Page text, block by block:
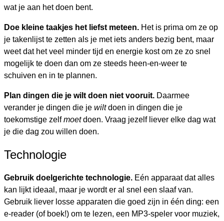
wat je aan het doen bent.
Doe kleine taakjes het liefst meteen. Het is prima om ze op
je takenlijst te zetten als je met iets anders bezig bent, maar
weet dat het veel minder tijd en energie kost om ze zo snel
mogelijk te doen dan om ze steeds heen-en-weer te
schuiven en in te plannen.
Plan dingen die je wilt doen niet vooruit. ​ Daarmee
verander je dingen die je wiltdoen in dingen die je
toekomstige zelfmoetdoen. Vraag jezelf liever elke dag wat
je die dag zou willen doen.
Technologie
Gebruik doelgerichte technologie. Eén apparaat dat alles
kan lijkt ideaal, maar je wordt er al snel een slaaf van.
Gebruik liever losse apparaten die goed zijn in één ding: een
e-reader (of boek!) om te lezen, een MP3-speler voor muziek,